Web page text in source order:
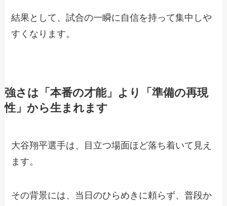
結果として、試合の一瞬に自信を持って集中しや
すくなります。
強さは「本番の才能」より「準備の再現
性」から生まれます
大谷翔平選手は、目立つ場面ほど落ち着いて見え
ます。
その背景には、当日のひらめきに頼らず、普段か